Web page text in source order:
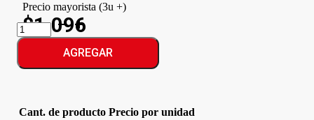
Precio mayorista (3u +)
$1.096
9
DE
ORO
BIZCOCHOS
AZUCARADO
AGREGAR
Cant. de producto Precio por unidad